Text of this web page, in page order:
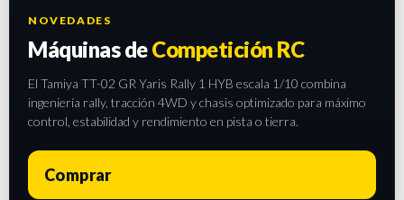
NOVEDADES
Máquinas deCompetición RC
El Tamiya TT-02 GR Yaris Rally 1 HYB escala 1/10 combina
ingeniería rally, tracción 4WD y chasis optimizado para máximo
control, estabilidad y rendimiento en pista o tierra.
Comprar